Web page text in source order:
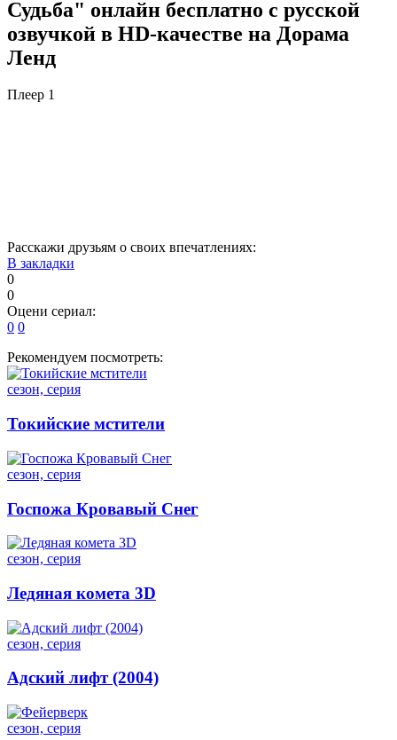
Судьба" онлайн бесплатно с русской
озвучкой в HD-качестве на Дорама
Ленд
Плеер 1
Расскажи друзьям о своих впечатлениях:
В закладки
0
0
Оцени сериал:
0 0
Рекомендуем посмотреть:
сезон, серия
Токийские мстители
сезон, серия
Госпожа Кровавый Снег
сезон, серия
Ледяная комета 3D
сезон, серия
Адский лифт (2004)
сезон, серия